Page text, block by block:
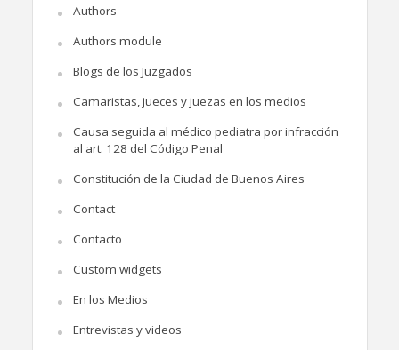
Authors
Authors module
Blogs de los Juzgados
Camaristas, jueces y juezas en los medios
Causa seguida al médico pediatra por infracción
al art. 128 del Código Penal
Constitución de la Ciudad de Buenos Aires
Contact
Contacto
Custom widgets
En los Medios
Entrevistas y videos